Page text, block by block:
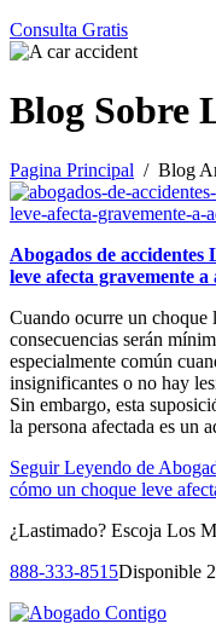
Consulta Gratis
Blog Sobre
Pagina Principal / Blog
Abogados de accidentes
leve afecta gravemente
Cuando ocurre un choque
consecuencias serán
especialmente común
insignificantes o no hay
Sin embargo, esta
la persona afectada es un
Seguir Leyendo de
cómo un choque leve
¿Lastimado? Escoja Los
888-333-8515Disponible